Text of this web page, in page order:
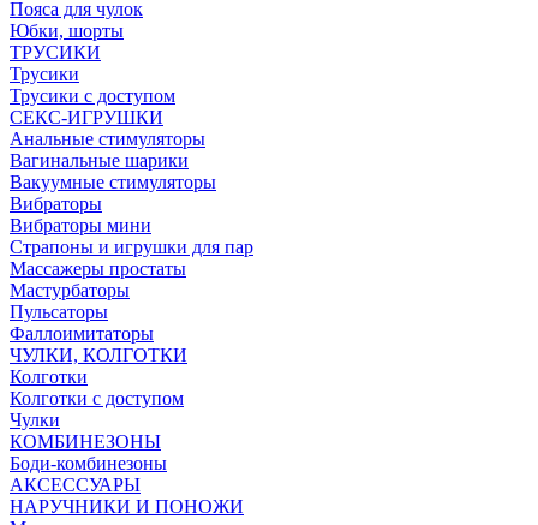
Пояса для чулок
Юбки, шорты
ТРУСИКИ
Трусики
Трусики с доступом
СЕКС-ИГРУШКИ
Анальные стимуляторы
Вагинальные шарики
Вакуумные стимуляторы
Вибраторы
Вибраторы мини
Страпоны и игрушки для пар
Массажеры простаты
Мастурбаторы
Пульсаторы
Фаллоимитаторы
ЧУЛКИ, КОЛГОТКИ
Колготки
Колготки с доступом
Чулки
КОМБИНЕЗОНЫ
Боди-комбинезоны
АКСЕССУАРЫ
НАРУЧНИКИ И ПОНОЖИ